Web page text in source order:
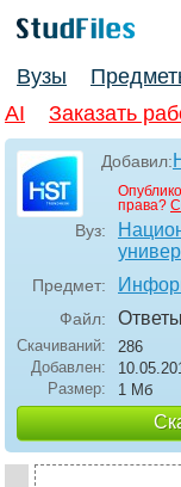
Вузы
AI
Заказать
Добавил:
права?
Вуз:
Предмет:
Файл:
Скачиваний:
286
Добавлен:
Размер:
1 Мб